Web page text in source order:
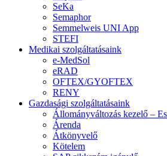
SeKa
Semaphor
Semmelweis UNI App
STEFI
Medikai szolgáltatásaink
e-MedSol
eRAD
OFTEX/GYOFTEX
RENY
Gazdasági szolgáltatásaink
Állományváltozás kezelő –
Árenda
Átkönyvelő
Kötelem